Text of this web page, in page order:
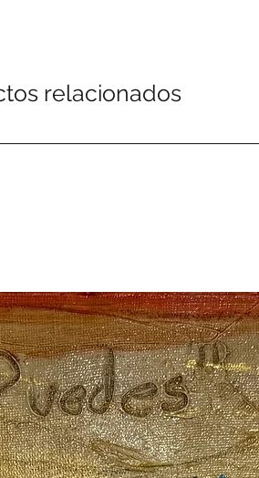
relacionados